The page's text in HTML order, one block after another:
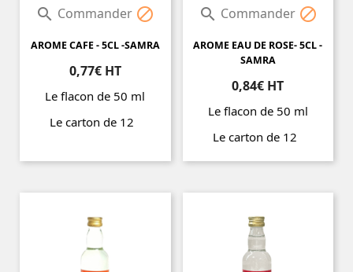
 Commander 
AROME CAFE - 5CL -SAMRA
0,77€ HT
Le flacon de 50 ml
Le carton de 12
 Commander 
AROME EAU DE ROSE- 5CL -
SAMRA
0,84€ HT
Le flacon de 50 ml
Le carton de 12
Prix